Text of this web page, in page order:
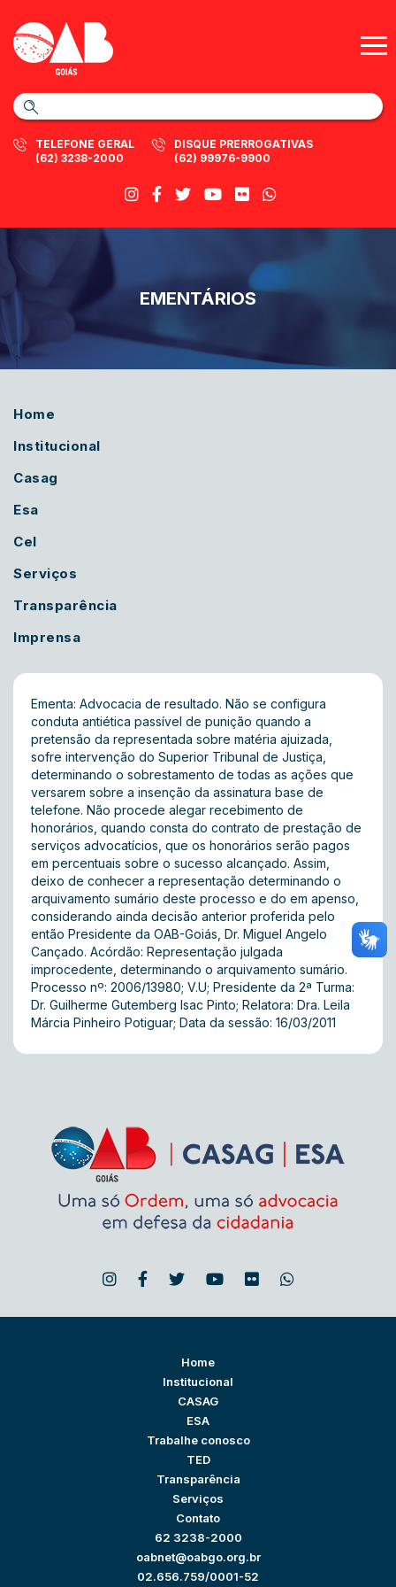
TELEFONE GERAL
(62) 3238-2000
DISQUE PRERROGATIVAS
(62) 99976-9900
EMENTÁRIOS
Home
Institucional
Casag
Esa
Cel
Serviços
Transparência
Imprensa
Ementa: Advocacia de resultado. Não se configura
conduta antiética passível de punição quando a
pretensão da representada sobre matéria ajuizada,
sofre intervenção do Superior Tribunal de Justiça,
determinando o sobrestamento de todas as ações que
versarem sobre a insenção da assinatura base de
telefone. Não procede alegar recebimento de
honorários, quando consta do contrato de prestação de
serviços advocatícios, que os honorários serão pagos
em percentuais sobre o sucesso alcançado. Assim,
deixo de conhecer a representação determinando o
arquivamento sumário deste processo e do em apenso,
considerando ainda decisão anterior proferida pelo
então Presidente da OAB-Goiás, Dr. Miguel Angelo
Cançado. Acórdão: Representação julgada
improcedente, determinando o arquivamento sumário.
Processo nº: 2006/13980; V.U; Presidente da 2ª Turma:
Dr. Guilherme Gutemberg Isac Pinto; Relatora: Dra. Leila
Márcia Pinheiro Potiguar; Data da sessão: 16/03/2011
Home
Institucional
CASAG
ESA
Trabalhe conosco
TED
Transparência
Serviços
Contato
62 3238-2000
oabnet@oabgo.org.br
02.656.759/0001-52